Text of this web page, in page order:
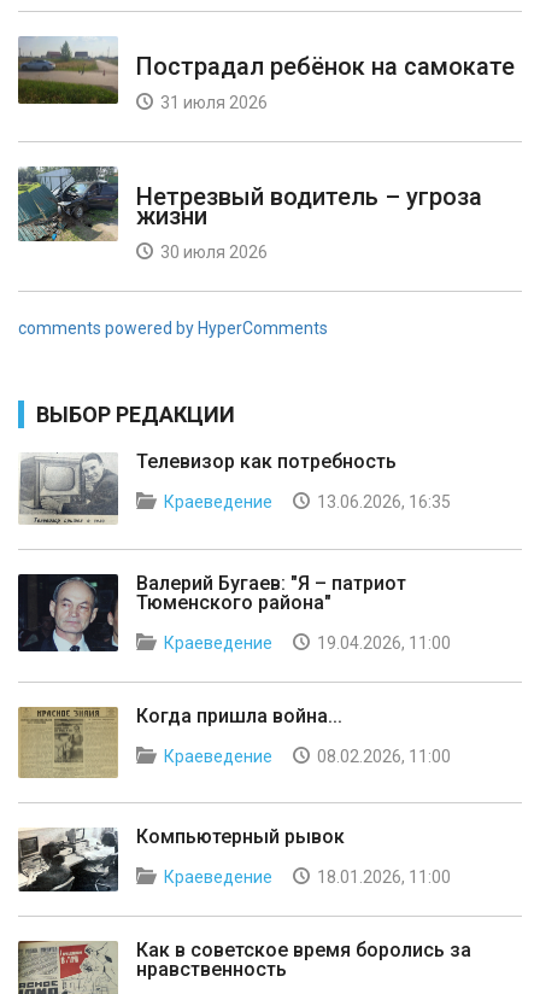
Пострадал ребёнок на самокате
31 июля 2026
Нетрезвый водитель – угроза
жизни
30 июля 2026
comments powered by HyperComments
ВЫБОР РЕДАКЦИИ
Телевизор как потребность
Краеведение 13.06.2026, 16:35
Валерий Бугаев: "Я – патриот
Тюменского района"
Краеведение 19.04.2026, 11:00
Когда пришла война...
Краеведение 08.02.2026, 11:00
Компьютерный рывок
Краеведение 18.01.2026, 11:00
Как в советское время боролись за
нравственность